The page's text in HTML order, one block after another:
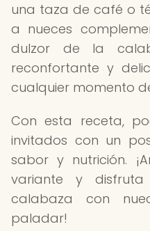
una taza de café o
a nueces
dulzor de la
reconfortante y
cualquier momento
Con esta receta,
invitados con un
sabor y nutrición.
variante y
calabaza con
paladar!